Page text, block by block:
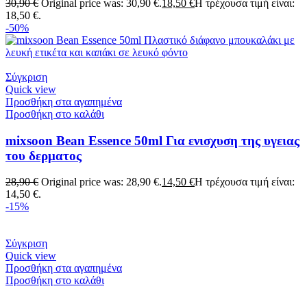
30,90€ Original price was: 30,90 €.18,50 €Η τρέχουσα τιμή είναι:
18,50 €.
-50%
Σύγκριση
Quick view
Προσθήκη στα αγαπημένα
Προσθήκη στο καλάθι
mixsoon Bean Essence 50ml Για ενισχυση της υγειας
του δερματος
28,90€ Original price was: 28,90 €.14,50 €Η τρέχουσα τιμή είναι:
14,50 €.
-15%
Σύγκριση
Quick view
Προσθήκη στα αγαπημένα
Προσθήκη στο καλάθι